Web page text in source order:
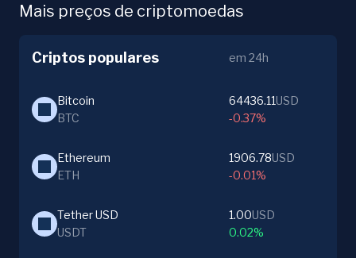
Mais preços de criptomoedas
Criptos populares em 24h
Bitcoin
BTC
64436.11USD
-0.37%
Ethereum
ETH
1906.78USD
-0.01%
Tether USD
USDT
1.00USD
0.02%